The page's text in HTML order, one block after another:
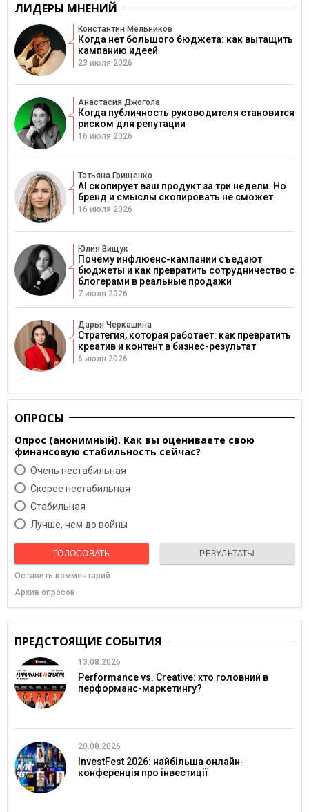
ЛИДЕРЫ МНЕНИЙ
Константин Мельников
Когда нет большого бюджета: как вытащить
кампанию идеей
23 июля 2026
Анастасия Джогола
Когда публичность руководителя становится
риском для репутации
16 июля 2026
Татьяна Грищенко
AI скопирует ваш продукт за три недели. Но
бренд и смыслы скопировать не сможет
16 июля 2026
Юлия Вищук
Почему инфлюенс-кампании съедают
бюджеты и как превратить сотрудничество с
блогерами в реальные продажи
7 июля 2026
Дарья Черкашина
Стратегия, которая работает: как превратить
креатив и контент в бизнес-результат
6 июля 2026
ОПРОСЫ
Опрос (анонимный). Как вы оцениваете свою
финансовую стабильность сейчас?
Очень нестабильная
Скорее нестабильная
Cтабильная
Лучше, чем до войны
ГОЛОСОВАТЬ РЕЗУЛЬТАТЫ
Оставить комментарий
Архив опросов
ПРЕДСТОЯЩИЕ СОБЫТИЯ
13.08.2026
Performance vs. Creative: хто головний в
перформанс-маркетингу?
20.08.2026
InvestFest 2026: найбільша онлайн-
конференція про інвестиції